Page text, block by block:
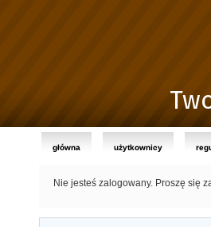
główna użytkownicy
Nie jesteś zalogowany. Proszę się